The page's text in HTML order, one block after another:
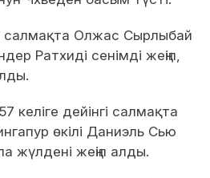
салмақта Олжас Сырлыбай
Ратхиді сенімді жеңіп,
келіге дейінгі салмақта
өкілі Даниэль Сью
жүлдені жеңіп алды.